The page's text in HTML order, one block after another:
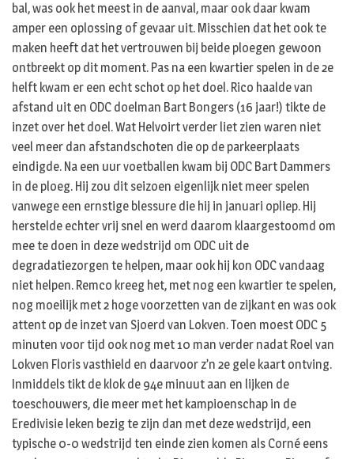
bal, was ook het meest in de aanval, maar ook daar kwam
amper een oplossing of gevaar uit. Misschien dat het ook te
maken heeft dat het vertrouwen bij beide ploegen gewoon
ontbreekt op dit moment. Pas na een kwartier spelen in de 2e
helft kwam er een echt schot op het doel. Rico haalde van
afstand uit en ODC doelman Bart Bongers (16 jaar!) tikte de
inzet over het doel. Wat Helvoirt verder liet zien waren niet
veel meer dan afstandschoten die op de parkeerplaats
eindigde. Na een uur voetballen kwam bij ODC Bart Dammers
in de ploeg. Hij zou dit seizoen eigenlijk niet meer spelen
vanwege een ernstige blessure die hij in januari opliep. Hij
herstelde echter vrij snel en werd daarom klaargestoomd om
mee te doen in deze wedstrijd om ODC uit de
degradatiezorgen te helpen, maar ook hij kon ODC vandaag
niet helpen. Remco kreeg het, met nog een kwartier te spelen,
nog moeilijk met 2 hoge voorzetten van de zijkant en was ook
attent op de inzet van Sjoerd van Lokven. Toen moest ODC 5
minuten voor tijd ook nog met 10 man verder nadat Roel van
Lokven Floris vasthield en daarvoor z’n 2e gele kaart ontving.
Inmiddels tikt de klok de 94e minuut aan en lijken de
toeschouwers, die meer met het kampioenschap in de
Eredivisie leken bezig te zijn dan met deze wedstrijd, een
typische 0-0 wedstrijd ten einde zien komen als Corné eens